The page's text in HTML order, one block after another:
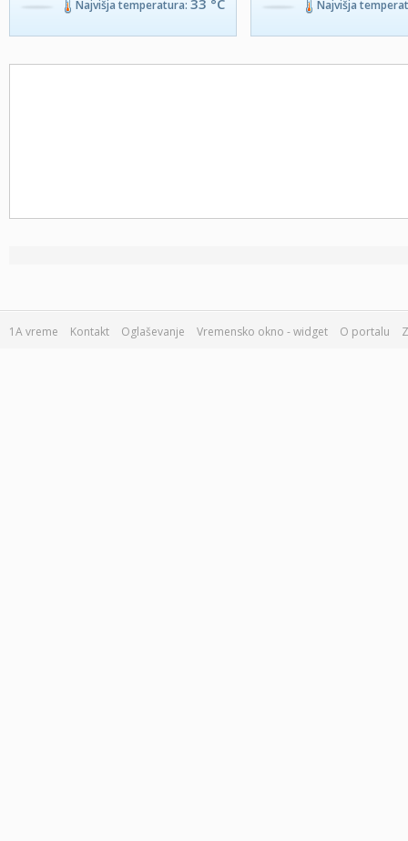
Najvišja temperatura: 33 °C
Najvišja
1A vreme Kontakt Oglaševanje Vremensko okno - widget O portalu